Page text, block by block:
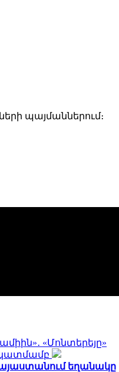
պայմաններում։
«Մոնտերեյը»
եղանակը